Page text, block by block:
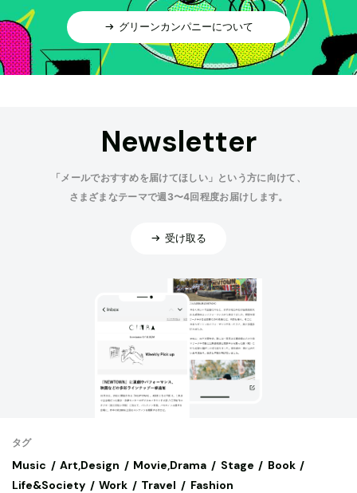
グリーンカンパニーについて
Newsletter
「メールでおすすめを届けてほしい」という方に向けて、
さまざまなテーマで週3〜4回程度お届けします。
受け取る
タグ
Music Art,Design Movie,Drama Stage
Book
Life&Society
Work Travel Fashion